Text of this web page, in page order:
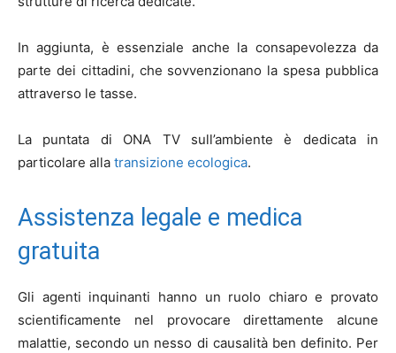
In aggiunta, è essenziale anche la consapevolezza da
parte dei cittadini, che sovvenzionano la spesa pubblica
attraverso le tasse.
La puntata di ONA TV sull’ambiente è dedicata in
particolare alla transizione ecologica.
Assistenza legale e medica
gratuita
Gli agenti inquinanti hanno un ruolo chiaro e provato
scientificamente nel provocare direttamente alcune
malattie, secondo un nesso di causalità ben definito. Per